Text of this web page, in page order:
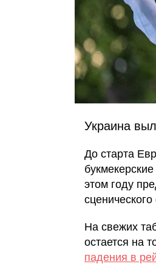
Украина
До старта
этом году
На свежих
остается на
падения в